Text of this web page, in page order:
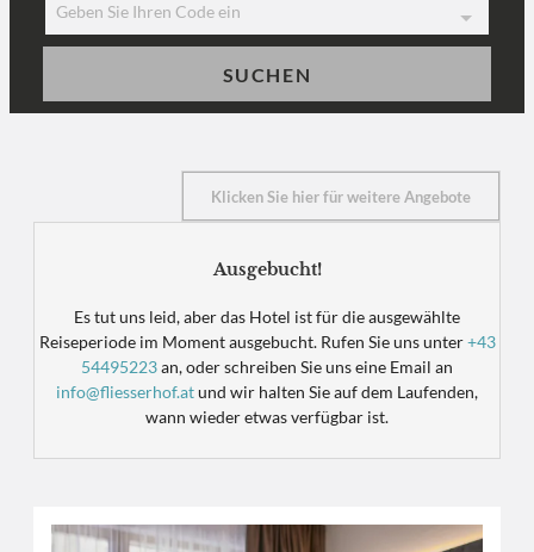
Geben Sie Ihren Code ein
SUCHEN
Panoramahotel Fließerhof
Klicken Sie hier für weitere Angebote
Ausgebucht!
Es tut uns leid, aber das Hotel ist für die ausgewählte
Reiseperiode im Moment ausgebucht. Rufen Sie uns unter+43
54495223an, oder schreiben Sie uns eine Email an
info@fliesserhof.atund wir halten Sie auf dem Laufenden,
wann wieder etwas verfügbar ist.